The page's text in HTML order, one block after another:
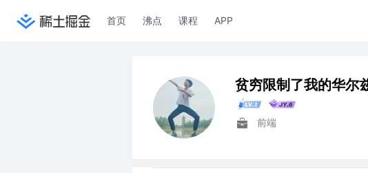
首页 沸点 课程 APP
贫穷限制了我的华尔
前端